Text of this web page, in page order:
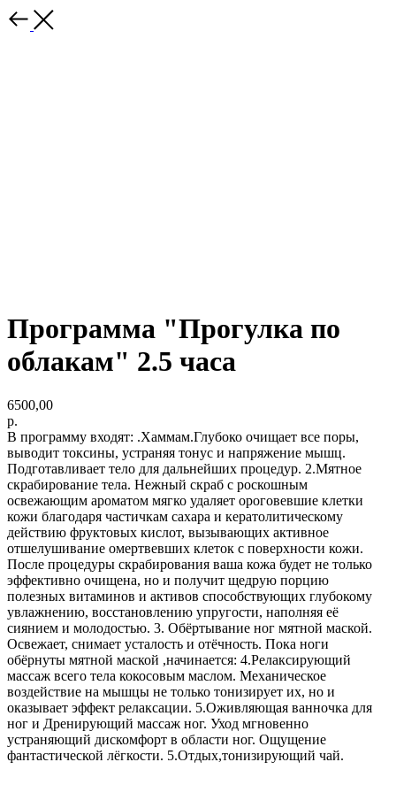
Программа "Прогулка по
облакам" 2.5 часа
6500,00
р.
В программу входят: .Хаммам.Глубоко очищает все поры,
выводит токсины, устраняя тонус и напряжение мышц.
Подготавливает тело для дальнейших процедур. 2.Мятное
скрабирование тела. Нежный скраб с роскошным
освежающим ароматом мягко удаляет ороговевшие клетки
кожи благодаря частичкам сахара и кератолитическому
действию фруктовых кислот, вызывающих активное
отшелушивание омертвевших клеток с поверхности кожи.
После процедуры скрабирования ваша кожа будет не только
эффективно очищена, но и получит щедрую порцию
полезных витаминов и активов способствующих глубокому
увлажнению, восстановлению упругости, наполняя её
сиянием и молодостью. 3. Обёртывание ног мятной маской.
Освежает, снимает усталость и отёчность. Пока ноги
обёрнуты мятной маской ,начинается: 4.Релаксирующий
массаж всего тела кокосовым маслом. Механическое
воздействие на мышцы не только тонизирует их, но и
оказывает эффект релаксации. 5.Оживляющая ванночка для
ног и Дренирующий массаж ног. Уход мгновенно
устраняющий дискомфорт в области ног. Ощущение
фантастической лёгкости. 5.Отдых,тонизирующий чай.